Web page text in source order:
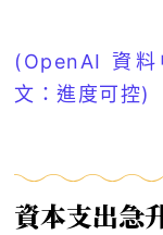
(OpenAI 資
文：進度可控)
資本支出急